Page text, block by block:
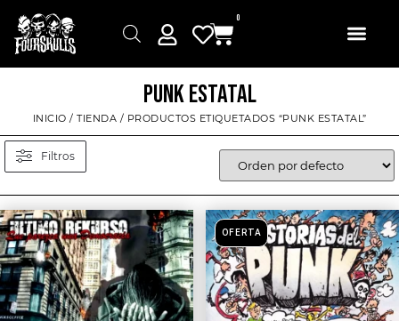
0
PUNK ESTATAL
INICIO / TIENDA / PRODUCTOS ETIQUETADOS “PUNK ESTATAL”
Filtros
OFERTA